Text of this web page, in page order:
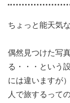
ちょっと能天気
偶然見つけた写
る・・・という
には違いますが
人で旅するって